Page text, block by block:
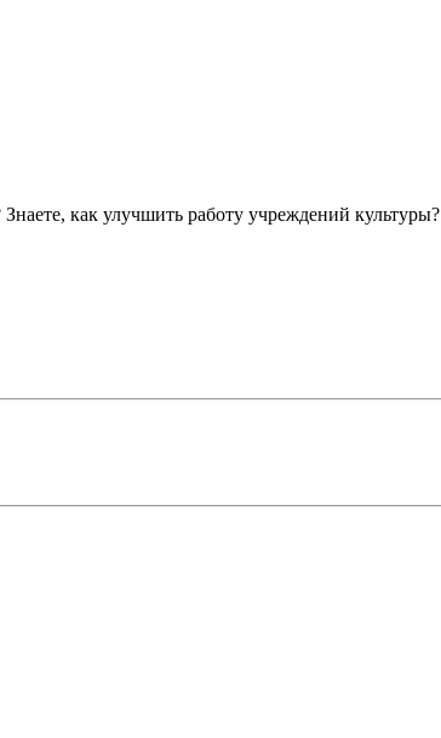
как улучшить работу учреждений культуры?